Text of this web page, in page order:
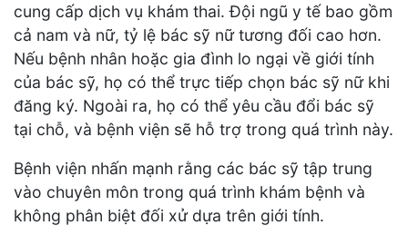
cung cấp dịch vụ khám thai. Đội ngũ y tế bao gồm
cả nam và nữ, tỷ lệ bác sỹ nữ tương đối cao hơn.
Nếu bệnh nhân hoặc gia đình lo ngại về giới tính
của bác sỹ, họ có thể trực tiếp chọn bác sỹ nữ khi
đăng ký. Ngoài ra, họ có thể yêu cầu đổi bác sỹ
tại chỗ, và bệnh viện sẽ hỗ trợ trong quá trình này.
Bệnh viện nhấn mạnh rằng các bác sỹ tập trung
vào chuyên môn trong quá trình khám bệnh và
không phân biệt đối xử dựa trên giới tính.